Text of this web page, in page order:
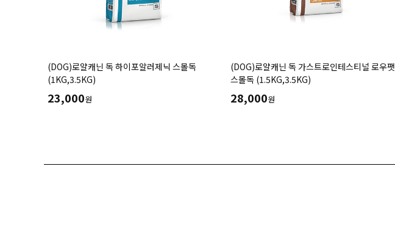
(DOG)로얄캐닌 독 하이포알러제닉 스몰독
(1KG,3.5KG)
23,000원
(DOG)로얄캐닌 독 가스트로인테스티널 로우팻
스몰독 (1.5KG,3.5KG)
28,000원